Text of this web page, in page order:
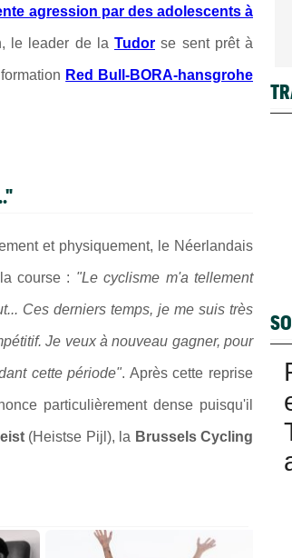
agression par des adolescents à
le leader de la Tudor se sent prêt à
Red Bull-BORA-hansgrohe
et physiquement, le Néerlandais
course : "Le cyclisme m'a tellement
Ces derniers temps, je me suis très
Je veux à nouveau gagner, pour
cette période". Après cette reprise
particulièrement dense puisqu'il
(Heistse Pijl), la Brussels Cycling